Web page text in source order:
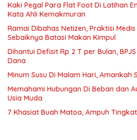
Kaki Pegal Para Flat Foot Di Latihan
Kata Ahli Kemakmuran
Ramai Dibahas Netizen, Praktisi
Sebaiknya Batasi Makan Kimpul
Dihantui Defisit Rp 2 T per Bulan,
Dana
Minum Susu Di Malam Hari, Amankah
Memahami Hubungan Di Beban dan
Usia Muda
7 Khasiat Buah Matoa, Ampuh